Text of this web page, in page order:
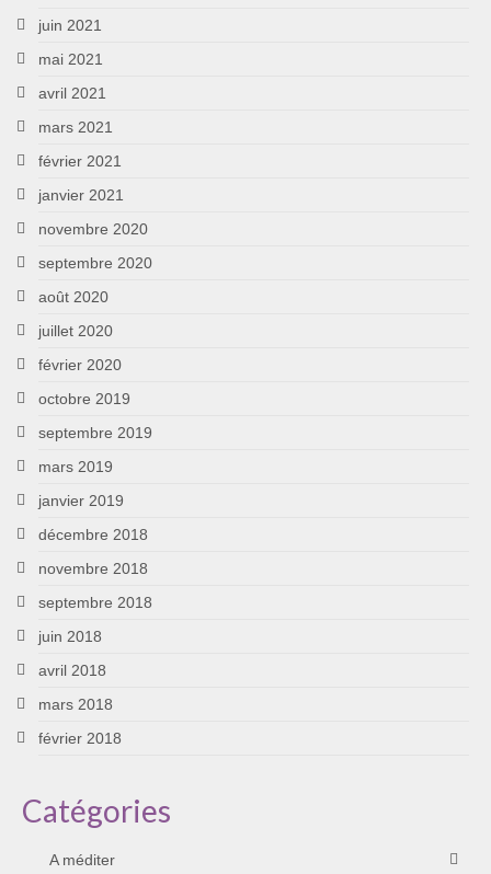
juin 2021
mai 2021
avril 2021
mars 2021
février 2021
janvier 2021
novembre 2020
septembre 2020
août 2020
juillet 2020
février 2020
octobre 2019
septembre 2019
mars 2019
janvier 2019
décembre 2018
novembre 2018
septembre 2018
juin 2018
avril 2018
mars 2018
février 2018
Catégories
A méditer